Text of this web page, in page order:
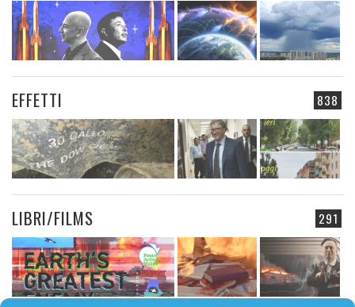
838
EFFETTI
291
LIBRI/FILMS